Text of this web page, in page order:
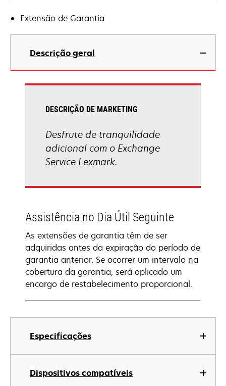
Extensão de Garantia
Descrição geral
Especificações
Dispositivos compatíveis
DESCRIÇÃO DE MARKETING
Desfrute de tranquilidade
adicional com o Exchange
Service Lexmark.
Assistência no Dia Útil Seguinte
As extensões de garantia têm de ser
adquiridas antes da expiração do período de
garantia anterior. Se ocorrer um intervalo na
cobertura da garantia, será aplicado um
encargo de restabelecimento proporcional.